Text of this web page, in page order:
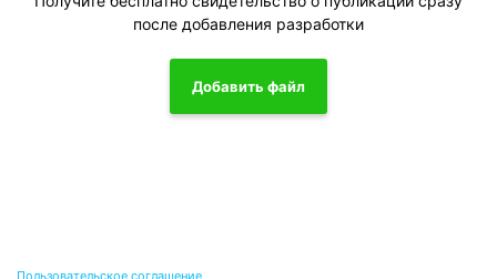
после добавления разработки
Добавить файл
Пользовательское соглашение